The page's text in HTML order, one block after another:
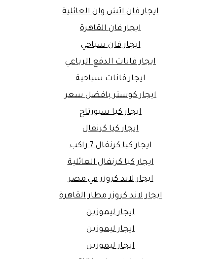
ايجار فان اتش وان العائلية
ايجار فان القاهرة
ايجار فان سياحي
ايجار فانات الدفع الرباعي
ايجار فانات سياحية
ايجار كوستر بافضل سعر
ايجار كيا سبورتاج
ايجار كيا كرنفال
ايجار كيا كرنفال 7 راكب
ايجار كيا كرنفال العائلية
ايجار لاند كروزر في مصر
ايجار لاند كروزر مطار القاهرة
ايجار ليموزين
ايجار ليموزين
ايجار ليموزين